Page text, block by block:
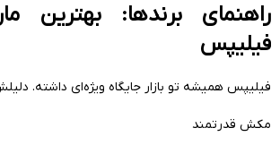
راهنمای برندها:بهترین
فیلیپس
فیلیپس همیشه تو بازار جایگاه ویژه‌ای داشته.
مکش قدرتمند